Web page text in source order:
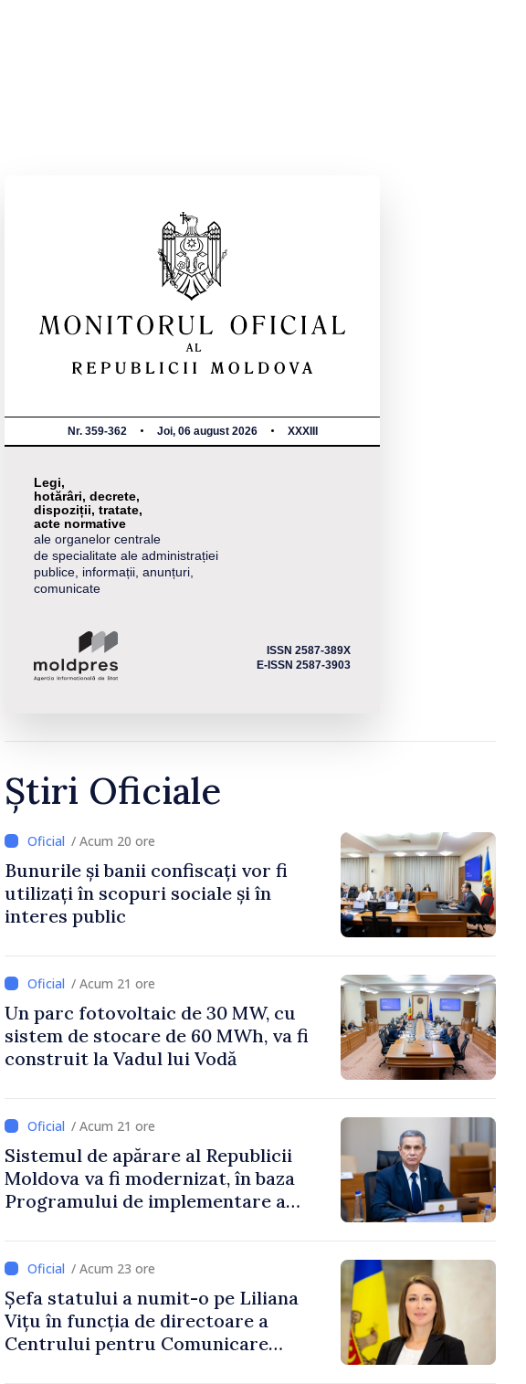
Nr. 359-362 Joi, 06 august 2026 XXXIII
Legi,
hotărâri, decrete,
dispoziții, tratate,
acte normative
ale organelor centrale
de specialitate ale administrației
publice, informații, anunțuri,
comunicate
ISSN 2587-389X
E-ISSN 2587-3903
Știri Oficiale
/ Acum 20 ore
Bunurile și banii confiscați vor fi
utilizați în scopuri sociale și în
interes public
/ Acum 21 ore
Un parc fotovoltaic de 30 MW, cu
sistem de stocare de 60 MWh, va fi
construit la Vadul lui Vodă
/ Acum 21 ore
Sistemul de apărare al Republicii
Moldova va fi modernizat, în baza
Programului de implementare a
/ Acum 23 ore
Șefa statului a numit-o pe Liliana
Vițu în funcția de directoare a
Centrului pentru Comunicare